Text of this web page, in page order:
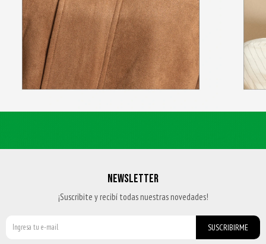
NEWSLETTER
¡Suscribite y recibí todas nuestras novedades!
SUSCRIBIRME